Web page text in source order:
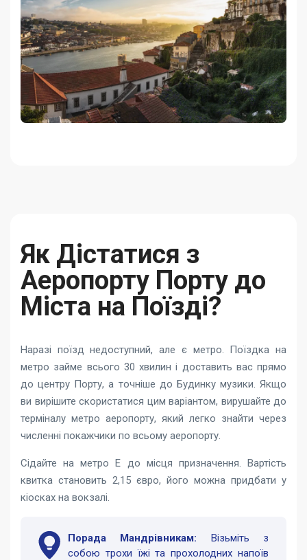
Як Дістатися з
Аеропорту Порту до
Міста на Поїзді?
Наразі поїзд недоступний, але є метро. Поїздка на
метро займе всього 30 хвилин і доставить вас прямо
до центру Порту, а точніше до Будинку музики. Якщо
ви вирішите скористатися цим варіантом, вирушайте до
терміналу метро аеропорту, який легко знайти через
численні покажчики по всьому аеропорту.
Сідайте на метро E до місця призначення. Вартість
квитка становить 2,15 євро, його можна придбати у
кіосках на вокзалі.
Порада Мандрівникам: Візьміть з
собою трохи їжі та прохолодних напоїв